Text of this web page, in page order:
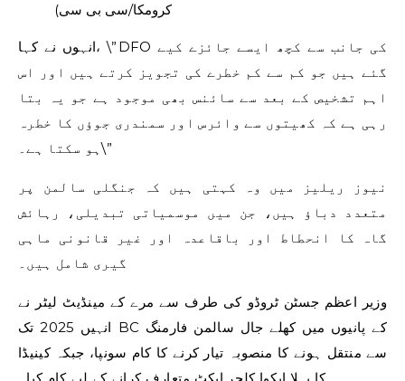
کرومکا/سی بی سی)
انہوں نے کہا، \”DFO کی جانب سے کچھ ایسے جائزے کیے
گئے ہیں جو کم سے کم خطرے کی تجویز کرتے ہیں اور اس
اہم تشخیص کے بعد سے سائنس بھی موجود ہے جو یہ بتا
رہی ہے کہ کھیتوں سے وائرس اور سمندری جوؤں کا خطرہ
ہو سکتا ہے۔\”
نیوز ریلیز میں وہ کہتی ہیں کہ جنگلی سالمن پر
متعدد دباؤ ہیں، جن میں موسمیاتی تبدیلی، رہائش
گاہ کا انحطاط اور باقاعدہ اور غیر قانونی ماہی
گیری شامل ہیں۔
وزیر اعظم جسٹن ٹروڈو کی طرف سے مرے کے مینڈیٹ لیٹر نے
انہیں 2025 تک BC کے پانیوں میں کھلے جال سالمن فارمنگ
سے منتقل ہونے کا منصوبہ تیار کرنے کا کام سونپا، جبکہ کینیڈا